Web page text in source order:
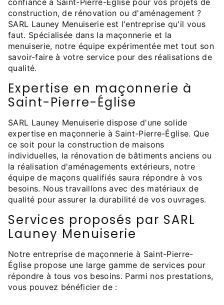
construction, de rénovation ou d'aménagement ?
SARL Launey Menuiserie est l'entreprise qu'il vous
faut. Spécialisée dans la maçonnerie et la
menuiserie, notre équipe expérimentée met tout son
savoir-faire à votre service pour des réalisations de
qualité.
Expertise en maçonnerie à
Saint-Pierre-Église
SARL Launey Menuiserie dispose d'une solide
expertise en maçonnerie à Saint-Pierre-Église. Que
ce soit pour la construction de maisons
individuelles, la rénovation de bâtiments anciens ou
la réalisation d'aménagements extérieurs, notre
équipe de maçons qualifiés saura répondre à vos
besoins. Nous travaillons avec des matériaux de
qualité pour assurer la durabilité de vos ouvrages.
Services proposés par SARL
Launey Menuiserie
Notre entreprise de maçonnerie à Saint-Pierre-
Église propose une large gamme de services pour
répondre à tous vos besoins. Parmi nos prestations,
vous pouvez bénéficier de :